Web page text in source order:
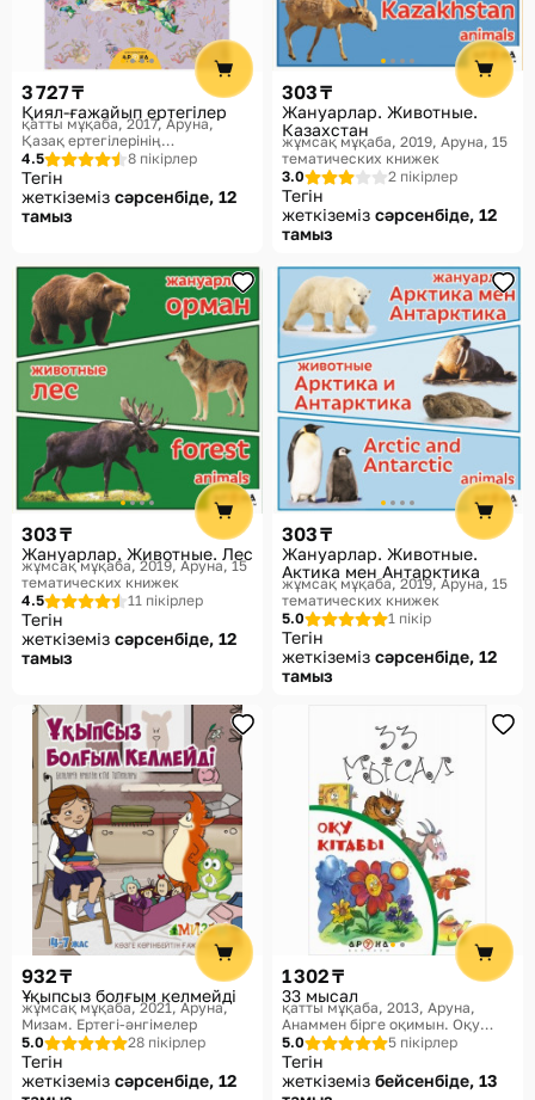
3 727 ₸
Қиял-ғажайып ертегілер
қатты мұқаба, 2017 Аруна,
Қазақ ертегілерінің
антологиясы. Антология
казахских сказок
4.5 8 пікірлер
Тегін
жеткіземіз сәрсенбіде, 12
тамыз
303 ₸
Жануарлар. Животные.
Казахстан
жұмсақ мұқаба, 2019 Аруна, 15
тематических книжек
3.0
2 пікірлер
Тегін
жеткіземіз сәрсенбіде, 12
тамыз
303 ₸
Жануарлар. Животные. Лес
жұмсақ мұқаба, 2019 Аруна, 15
тематических книжек
4.5
11 пікірлер
Тегін
жеткіземіз сәрсенбіде, 12
тамыз
303 ₸
Жануарлар. Животные.
Актика мен Антарктика
жұмсақ мұқаба, 2019 Аруна, 15
тематических книжек
5.0
1 пікір
Тегін
жеткіземіз сәрсенбіде, 12
тамыз
932 ₸
Ұқыпсыз болғым келмейді
жұмсақ мұқаба, 2021 Аруна,
Мизам. Ертегі-әнгімелер
5.0
28 пікірлер
Тегін
жеткіземіз сәрсенбіде, 12
1 302 ₸
33 мысал
қатты мұқаба, 2013 Аруна,
Анаммен бірге оқимын. Оқу
кітабы
5.0 5 пікірлер
Тегін
жеткіземіз бейсенбіде, 13
Көмек
Жеткізу әдістері
Төлем әдістері